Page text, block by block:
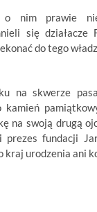
o nim prawie
się działacze
do tego
na skwerze
kamień
na swoją drugą
prezes fundacji
kraj urodzenia ani